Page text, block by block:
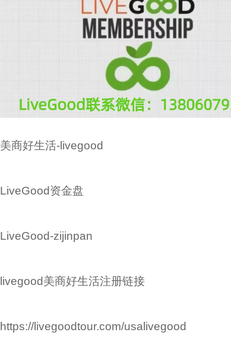
美商好生活-livegood
LiveGood资金盘
LiveGood-zijinpan
livegood美商好生活注册链接
https://livegoodtour.com/usalivegood